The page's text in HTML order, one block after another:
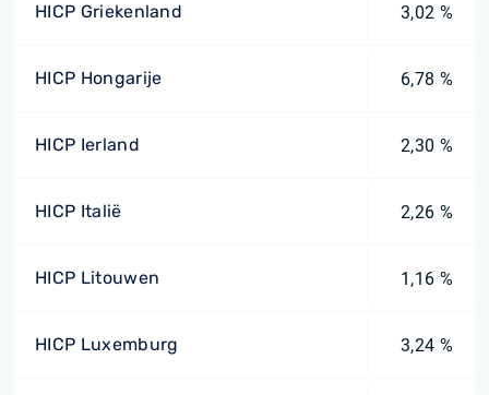
HICP Griekenland 3,02 %
HICP Hongarije 6,78 %
HICP Ierland 2,30 %
HICP Italië 2,26 %
HICP Litouwen 1,16 %
HICP Luxemburg 3,24 %